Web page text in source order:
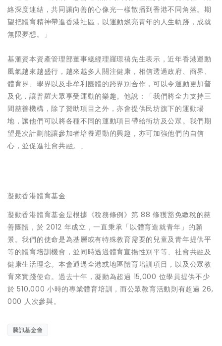
絡深度連結，共同讓向善的心像光一樣散播到香港不同角落。期
望把體育精神帶進香港社區，以運動燃亮青年的人生軌跡，成就
無限夢想。」
基滙資本資產管理部董事總經理羅璟禧先生表示，近年香港運動
風氣越來越盛行，越來越多人關注健康，相信透過政府、商界、
體育界、學界以及非牟利團體的跨界別合作，可以令運動更加普
及化，讓普羅大眾享受運動的樂趣。他說：「我們將全力支持三
間慈善機構，除了贊助項目之外，亦會提供民坊旗下的運動場
地，讓他們可以將各種不同的運動項目帶給街坊及公眾。我們期
望是次計劃能讓參加者培養運動的興趣，亦可加強他們的自信
心，並促進社會共融。」
凝動香港體育基金
凝動香港體育基金是根據《稅務條例》第 88 條獲豁免繳稅的慈
善團體，於 2012 年成立，一直秉承「以體育造就青年」的願
景。我們的使命是為基層或有特殊教育需要的兒童及青年提供平
等的體育培訓機會，並同時透過體育宣揚性別平等、社會共融及
健康生活理念。本會通過全港或地區體育培訓項目，以及公眾教
育來實踐使命。過去十年，凝動為超過 15,000 位學員提供不少
於 510,000 小時的專業體育培訓，而公眾教育活動則有超過 26,
000 人次參與。
騰訊基金會